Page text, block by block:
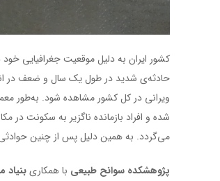
حادثه‌ی شدید در طول یک سال و ضعف در
ویرانی در کل کشور مشاهده شود. به‌طور
شده و افراد بازمانده ناگزیر به سکونت
می‌گردد. به همین دلیل پس از چنین
پژوهشکده سوانح طبیعی با همکاریبنیاد